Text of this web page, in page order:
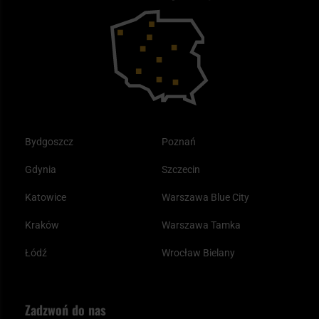
Bydgoszcz
Gdynia
Katowice
Kraków
Łódź
Poznań
Szczecin
Warszawa Blue City
Warszawa Tamka
Wrocław Bielany
Plecak ewakuacyjny preppersa
Zadzwoń do nas